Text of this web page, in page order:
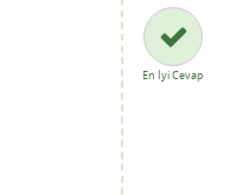
En İyi Cevap